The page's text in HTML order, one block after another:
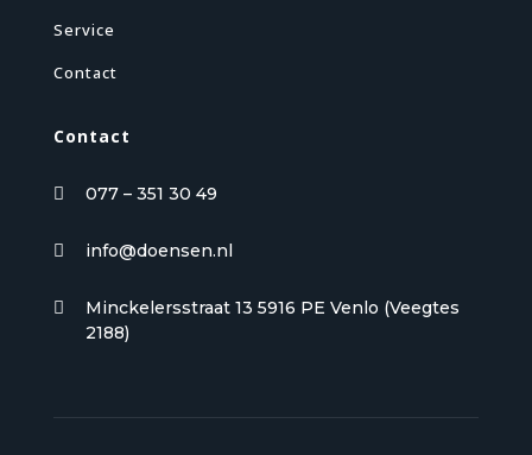
Service
Contact
Contact
 077 – 351 30 49
 info@doensen.nl

Minckelersstraat 13 5916 PE Venlo (Veegtes
2188)